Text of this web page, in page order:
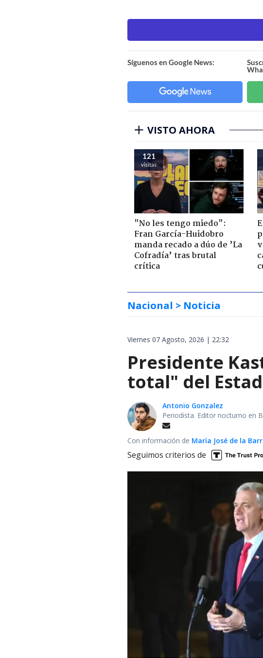
Síguenos en Google News:
VISTO AHORA
121
visitas
"No les tengo miedo":
Fran García-Huidobro
manda recado a dúo de ’La
Cofradía’ tras brutal
crítica
Nacional > Noticia
Viernes 07 Agosto, 2026 | 22:32
Presidente
total" del
Antonio Gonzalez
Periodista. Editor nocturno en
Con información de María José de la
Seguimos criterios de